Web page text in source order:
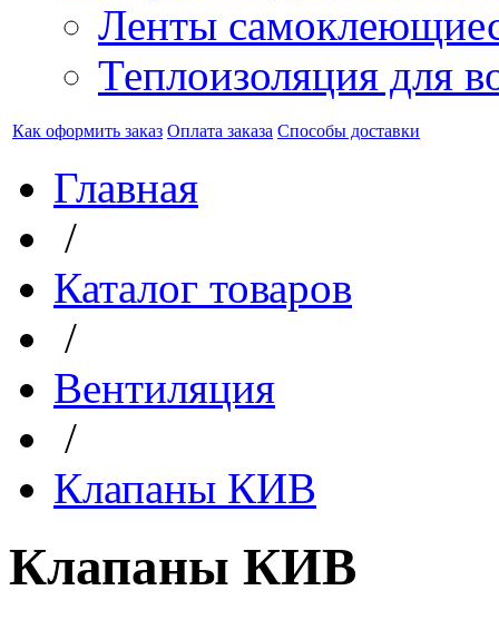
Ленты
Теплоизоляция для
Как оформить заказ Оплата заказа Способы доставки
Главная
/
Каталог товаров
/
Вентиляция
/
Клапаны КИВ
Клапаны КИВ